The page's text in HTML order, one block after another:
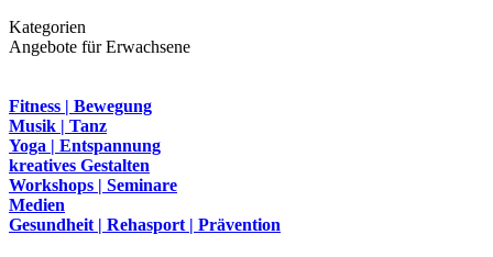
Kategorien
Angebote für Erwachsene
Fitness | Bewegung
Musik | Tanz
Yoga | Entspannung
kreatives Gestalten
Workshops | Seminare
Medien
Gesundheit | Rehasport | Prävention